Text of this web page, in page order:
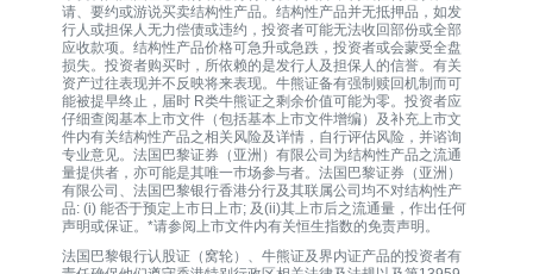
请、要约或游说买卖结构性产品。结构性产品并无抵押品，如发
行人或担保人无力偿债或违约，投资者可能无法收回部份或全部
应收款项。结构性产品价格可急升或急跌，投资者或会蒙受全盘
损失。投资者购买时，所依赖的是发行人及担保人的信誉。有关
资产过往表现并不反映将来表现。牛熊证备有强制赎回机制而可
能被提早终止，届时 R类牛熊证之剩余价值可能为零。投资者应
仔细查阅基本上市文件（包括基本上市文件增编）及补充上市文
件内有关结构性产品之相关风险及详情，自行评估风险，并谘询
专业意见。法国巴黎证券（亚洲）有限公司为结构性产品之流通
量提供者，亦可能是其唯一巿场参与者。法国巴黎证券（亚洲）
有限公司、法国巴黎银行香港分行及其联属公司均不对结构性产
品: (i) 能否于预定上市日上市; 及(ii)其上市后之流通量，作出任何
声明或保证。*请参阅上市文件内有关恒生指数的免责声明。
法国巴黎银行认股证（窝轮）、牛熊证及界内证产品的投资者有